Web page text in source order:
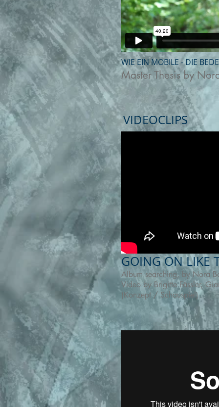
WIE EIN MOBILE -DIE
Master Thesis by
VIDEOCLIPS
GOING ON LIKE
Album searching, by Nora
Video by Brigitte Fässler,
(Konzept / Schauspiel)